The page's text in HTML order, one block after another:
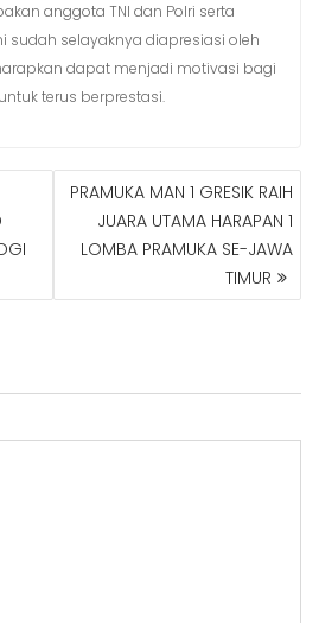
anggota TNI dan Polri serta
sudah selayaknya diapresiasi oleh
dapat menjadi motivasi bagi
terus berprestasi.
PRAMUKA MAN 1 GRESIK RAIH
JUARA UTAMA HARAPAN 1
LOMBA PRAMUKA SE-JAWA
TIMUR